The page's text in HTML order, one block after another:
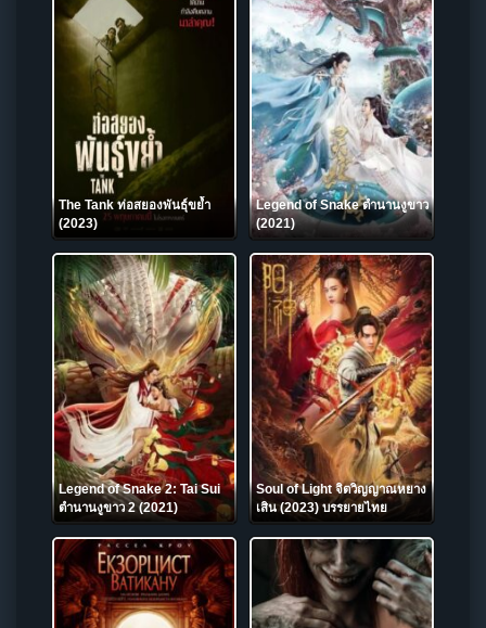
The Tank ท่อสยองพันธุ์ขย้ำ
(2023)
Legend of Snake ตำนานงูขาว
(2021)
Legend of Snake 2: Tai Sui
ตำนานงูขาว 2 (2021)
Soul of Light จิตวิญญาณหยาง
เสิน (2023) บรรยายไทย